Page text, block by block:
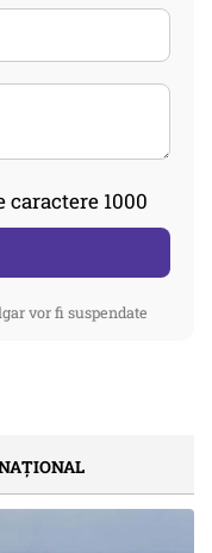
caractere 1000
vor fi suspendate